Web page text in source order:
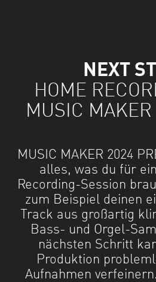
NEXT
HOME
MUSIC
MUSIC MAKER 2024
alles, was du für
Recording-Session
zum Beispiel deinen
Track aus großartig
Bass- und Orgel-
nächsten Schritt
Produktion
Aufnahmen